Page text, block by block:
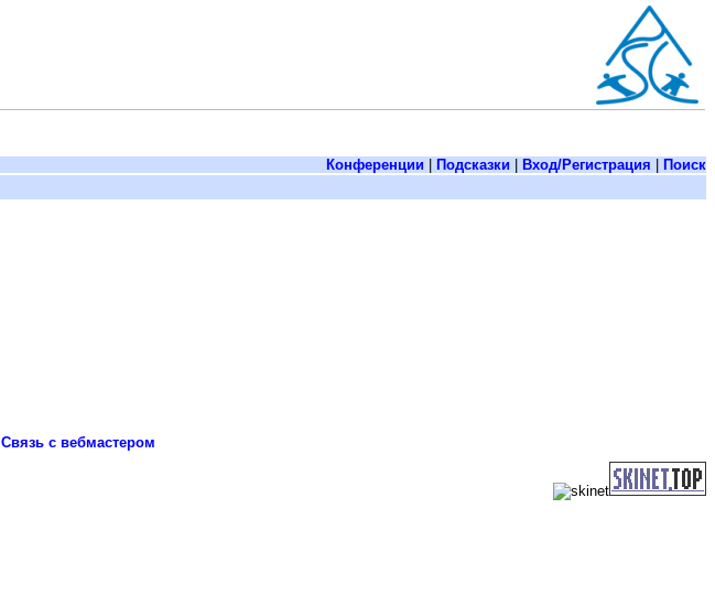
Конференции Подсказки Вход/Регистрация Поиск
Связь с вебмастером